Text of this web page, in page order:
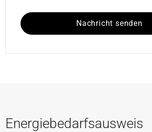
Nachricht senden
Energiebedarfsausweis